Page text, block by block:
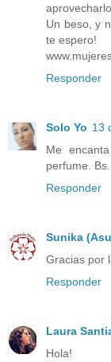
Un beso, y
te espero!
Responder
Solo Yo 13
Me
perfume.
Responder
Sunika
Gracias por
Responder
Laura
Hola!